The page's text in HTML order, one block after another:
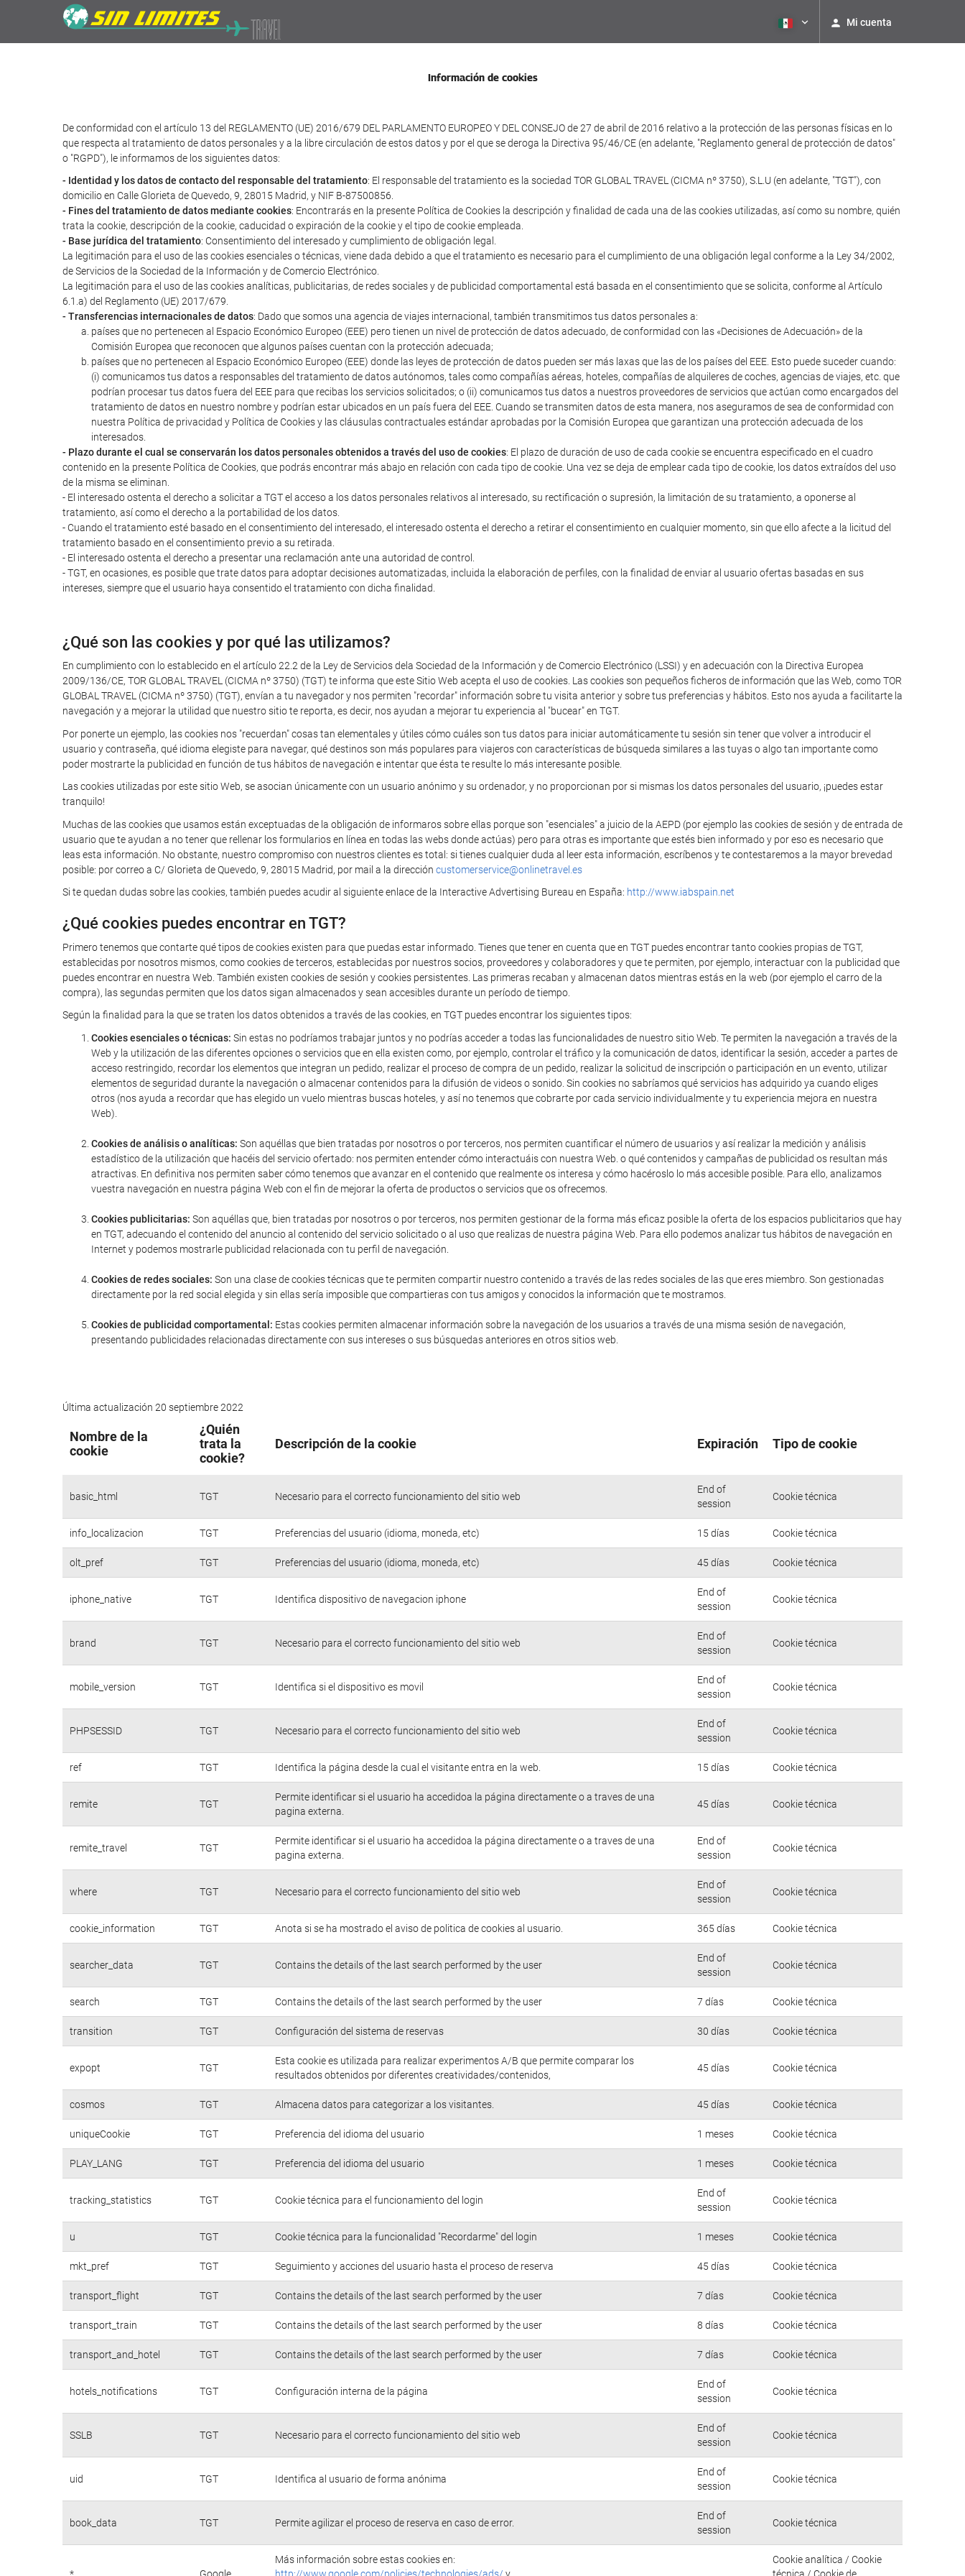
Mi cuenta
Información de cookies
De conformidad con el artículo 13 del REGLAMENTO (UE) 2016/679 DEL PARLAMENTO EUROPEO Y DEL CONSEJO de 27 de abril de 2016 relativo a la protección de las personas físicas en lo
que respecta al tratamiento de datos personales y a la libre circulación de estos datos y por el que se deroga la Directiva 95/46/CE (en adelante, "Reglamento general de protección de datos"
o "RGPD"), le informamos de los siguientes datos:
- Identidad y los datos de contacto del responsable del tratamiento: El responsable del tratamiento es la sociedad TOR GLOBAL TRAVEL (CICMA nº 3750), S.L.U (en adelante, "TGT"), con
domicilio en Calle Glorieta de Quevedo, 9, 28015 Madrid, y NIF B-87500856.
- Fines del tratamiento de datos mediante cookies: Encontrarás en la presente Política de Cookies la descripción y finalidad de cada una de las cookies utilizadas, así como su nombre, quién
trata la cookie, descripción de la cookie, caducidad o expiración de la cookie y el tipo de cookie empleada.
- Base jurídica del tratamiento: Consentimiento del interesado y cumplimiento de obligación legal.
La legitimación para el uso de las cookies esenciales o técnicas, viene dada debido a que el tratamiento es necesario para el cumplimiento de una obligación legal conforme a la Ley 34/2002,
de Servicios de la Sociedad de la Información y de Comercio Electrónico.
La legitimación para el uso de las cookies analíticas, publicitarias, de redes sociales y de publicidad comportamental está basada en el consentimiento que se solicita, conforme al Artículo
6.1.a) del Reglamento (UE) 2017/679.
- Transferencias internacionales de datos: Dado que somos una agencia de viajes internacional, también transmitimos tus datos personales a:
países que no pertenecen al Espacio Económico Europeo (EEE) pero tienen un nivel de protección de datos adecuado, de conformidad con las «Decisiones de Adecuación» de la
Comisión Europea que reconocen que algunos países cuentan con la protección adecuada;
países que no pertenecen al Espacio Económico Europeo (EEE) donde las leyes de protección de datos pueden ser más laxas que las de los países del EEE. Esto puede suceder cuando:
(i) comunicamos tus datos a responsables del tratamiento de datos autónomos, tales como compañías aéreas, hoteles, compañías de alquileres de coches, agencias de viajes, etc. que
podrían procesar tus datos fuera del EEE para que recibas los servicios solicitados; o (ii) comunicamos tus datos a nuestros proveedores de servicios que actúan como encargados del
tratamiento de datos en nuestro nombre y podrían estar ubicados en un país fuera del EEE. Cuando se transmiten datos de esta manera, nos aseguramos de sea de conformidad con
nuestra Política de privacidad y Política de Cookies y las cláusulas contractuales estándar aprobadas por la Comisión Europea que garantizan una protección adecuada de los
interesados.
- Plazo durante el cual se conservarán los datos personales obtenidos a través del uso de cookies: El plazo de duración de uso de cada cookie se encuentra especificado en el cuadro
contenido en la presente Política de Cookies, que podrás encontrar más abajo en relación con cada tipo de cookie. Una vez se deja de emplear cada tipo de cookie, los datos extraídos del uso
de la misma se eliminan.
- El interesado ostenta el derecho a solicitar a TGT el acceso a los datos personales relativos al interesado, su rectificación o supresión, la limitación de su tratamiento, a oponerse al
tratamiento, así como el derecho a la portabilidad de los datos.
- Cuando el tratamiento esté basado en el consentimiento del interesado, el interesado ostenta el derecho a retirar el consentimiento en cualquier momento, sin que ello afecte a la licitud del
tratamiento basado en el consentimiento previo a su retirada.
- El interesado ostenta el derecho a presentar una reclamación ante una autoridad de control.
- TGT, en ocasiones, es posible que trate datos para adoptar decisiones automatizadas, incluida la elaboración de perfiles, con la finalidad de enviar al usuario ofertas basadas en sus
intereses, siempre que el usuario haya consentido el tratamiento con dicha finalidad.
¿Qué son las cookies y por qué las utilizamos?
En cumplimiento con lo establecido en el artículo 22.2 de la Ley de Servicios dela Sociedad de la Información y de Comercio Electrónico (LSSI) y en adecuación con la Directiva Europea
2009/136/CE, TOR GLOBAL TRAVEL (CICMA nº 3750) (TGT) te informa que este Sitio Web acepta el uso de cookies. Las cookies son pequeños ficheros de información que las Web, como TOR
GLOBAL TRAVEL (CICMA nº 3750) (TGT), envían a tu navegador y nos permiten "recordar" información sobre tu visita anterior y sobre tus preferencias y hábitos. Esto nos ayuda a facilitarte la
navegación y a mejorar la utilidad que nuestro sitio te reporta, es decir, nos ayudan a mejorar tu experiencia al "bucear" en TGT.
Por ponerte un ejemplo, las cookies nos "recuerdan" cosas tan elementales y útiles cómo cuáles son tus datos para iniciar automáticamente tu sesión sin tener que volver a introducir el
usuario y contraseña, qué idioma elegiste para navegar, qué destinos son más populares para viajeros con características de búsqueda similares a las tuyas o algo tan importante como
poder mostrarte la publicidad en función de tus hábitos de navegación e intentar que ésta te resulte lo más interesante posible.
Las cookies utilizadas por este sitio Web, se asocian únicamente con un usuario anónimo y su ordenador, y no proporcionan por si mismas los datos personales del usuario, ¡puedes estar
tranquilo!
Muchas de las cookies que usamos están exceptuadas de la obligación de informaros sobre ellas porque son "esenciales" a juicio de la AEPD (por ejemplo las cookies de sesión y de entrada de
usuario que te ayudan a no tener que rellenar los formularios en línea en todas las webs donde actúas) pero para otras es importante que estés bien informado y por eso es necesario que
leas esta información. No obstante, nuestro compromiso con nuestros clientes es total: si tienes cualquier duda al leer esta información, escríbenos y te contestaremos a la mayor brevedad
posible: por correo a C/ Glorieta de Quevedo, 9, 28015 Madrid, por mail a la dirección customerservice@onlinetravel.es
Si te quedan dudas sobre las cookies, también puedes acudir al siguiente enlace de la Interactive Advertising Bureau en España: http://www.iabspain.net
¿Qué cookies puedes encontrar en TGT?
Primero tenemos que contarte qué tipos de cookies existen para que puedas estar informado. Tienes que tener en cuenta que en TGT puedes encontrar tanto cookies propias de TGT,
establecidas por nosotros mismos, como cookies de terceros, establecidas por nuestros socios, proveedores y colaboradores y que te permiten, por ejemplo, interactuar con la publicidad que
puedes encontrar en nuestra Web. También existen cookies de sesión y cookies persistentes. Las primeras recaban y almacenan datos mientras estás en la web (por ejemplo el carro de la
compra), las segundas permiten que los datos sigan almacenados y sean accesibles durante un período de tiempo.
Según la finalidad para la que se traten los datos obtenidos a través de las cookies, en TGT puedes encontrar los siguientes tipos:
Cookies esenciales o técnicas: Sin estas no podríamos trabajar juntos y no podrías acceder a todas las funcionalidades de nuestro sitio Web. Te permiten la navegación a través de la
Web y la utilización de las diferentes opciones o servicios que en ella existen como, por ejemplo, controlar el tráfico y la comunicación de datos, identificar la sesión, acceder a partes de
acceso restringido, recordar los elementos que integran un pedido, realizar el proceso de compra de un pedido, realizar la solicitud de inscripción o participación en un evento, utilizar
elementos de seguridad durante la navegación o almacenar contenidos para la difusión de videos o sonido. Sin cookies no sabríamos qué servicios has adquirido ya cuando eliges
otros (nos ayuda a recordar que has elegido un vuelo mientras buscas hoteles, y así no tenemos que cobrarte por cada servicio individualmente y tu experiencia mejora en nuestra
Web).
Cookies de análisis o analíticas: Son aquéllas que bien tratadas por nosotros o por terceros, nos permiten cuantificar el número de usuarios y así realizar la medición y análisis
estadístico de la utilización que hacéis del servicio ofertado: nos permiten entender cómo interactuáis con nuestra Web. o qué contenidos y campañas de publicidad os resultan más
atractivas. En definitiva nos permiten saber cómo tenemos que avanzar en el contenido que realmente os interesa y cómo hacéroslo lo más accesible posible. Para ello, analizamos
vuestra navegación en nuestra página Web con el fin de mejorar la oferta de productos o servicios que os ofrecemos.
Cookies publicitarias: Son aquéllas que, bien tratadas por nosotros o por terceros, nos permiten gestionar de la forma más eficaz posible la oferta de los espacios publicitarios que hay
en TGT, adecuando el contenido del anuncio al contenido del servicio solicitado o al uso que realizas de nuestra página Web. Para ello podemos analizar tus hábitos de navegación en
Internet y podemos mostrarle publicidad relacionada con tu perfil de navegación.
Cookies de redes sociales: Son una clase de cookies técnicas que te permiten compartir nuestro contenido a través de las redes sociales de las que eres miembro. Son gestionadas
directamente por la red social elegida y sin ellas sería imposible que compartieras con tus amigos y conocidos la información que te mostramos.
Cookies de publicidad comportamental: Estas cookies permiten almacenar información sobre la navegación de los usuarios a través de una misma sesión de navegación,
presentando publicidades relacionadas directamente con sus intereses o sus búsquedas anteriores en otros sitios web.
Última actualización 20 septiembre 2022
Nombre de la
cookie
¿Quién
trata la
cookie?
Descripción de la cookie Expiración Tipo de cookie
basic_html TGT Necesario para el correcto funcionamiento del sitio web
End of
session
Cookie técnica
info_localizacion TGT Preferencias del usuario (idioma, moneda, etc) 15 días Cookie técnica
olt_pref TGT Preferencias del usuario (idioma, moneda, etc) 45 días Cookie técnica
iphone_native TGT Identifica dispositivo de navegacion iphone
End of
session
Cookie técnica
brand TGT Necesario para el correcto funcionamiento del sitio web
End of
session
Cookie técnica
mobile_version TGT Identifica si el dispositivo es movil
End of
session
Cookie técnica
PHPSESSID TGT Necesario para el correcto funcionamiento del sitio web
End of
session
Cookie técnica
ref TGT Identifica la página desde la cual el visitante entra en la web. 15 días Cookie técnica
remite TGT
Permite identificar si el usuario ha accedidoa la página directamente o a traves de una
pagina externa.
45 días Cookie técnica
remite_travel TGT
Permite identificar si el usuario ha accedidoa la página directamente o a traves de una
pagina externa.
End of
session
Cookie técnica
where TGT Necesario para el correcto funcionamiento del sitio web
End of
session
Cookie técnica
cookie_information TGT Anota si se ha mostrado el aviso de politica de cookies al usuario. 365 días Cookie técnica
searcher_data TGT Contains the details of the last search performed by the user
End of
session
Cookie técnica
search TGT Contains the details of the last search performed by the user 7 días Cookie técnica
transition TGT Configuración del sistema de reservas 30 días Cookie técnica
expopt TGT
Esta cookie es utilizada para realizar experimentos A/B que permite comparar los
resultados obtenidos por diferentes creatividades/contenidos,
45 días Cookie técnica
cosmos TGT Almacena datos para categorizar a los visitantes. 45 días Cookie técnica
uniqueCookie TGT Preferencia del idioma del usuario 1 meses Cookie técnica
PLAY_LANG TGT Preferencia del idioma del usuario 1 meses Cookie técnica
tracking_statistics TGT Cookie técnica para el funcionamiento del login
End of
session
Cookie técnica
u TGT Cookie técnica para la funcionalidad "Recordarme" del login 1 meses Cookie técnica
mkt_pref TGT Seguimiento y acciones del usuario hasta el proceso de reserva 45 días Cookie técnica
transport_flight TGT Contains the details of the last search performed by the user 7 días Cookie técnica
transport_train TGT Contains the details of the last search performed by the user 8 días Cookie técnica
transport_and_hotel TGT Contains the details of the last search performed by the user 7 días Cookie técnica
hotels_notifications TGT Configuración interna de la página
End of
session
Cookie técnica
SSLB TGT Necesario para el correcto funcionamiento del sitio web
End of
session
Cookie técnica
uid TGT Identifica al usuario de forma anónima
End of
session
Cookie técnica
book_data TGT Permite agilizar el proceso de reserva en caso de error.
End of
session
Cookie técnica
Más información sobre estas cookies en:
Cookie analítica / Cookie